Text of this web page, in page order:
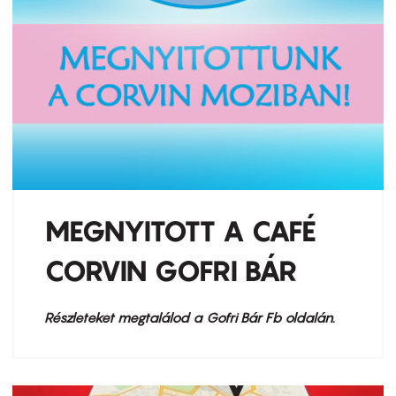
MEGNYITOTT A CAFÉ
CORVIN GOFRI BÁR
Részleteket megtalálod a Gofri Bár Fb oldalán.